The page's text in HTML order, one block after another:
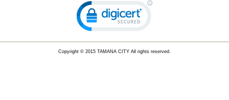
Copyright © 2015 TAMANA CITY All rights reserved.